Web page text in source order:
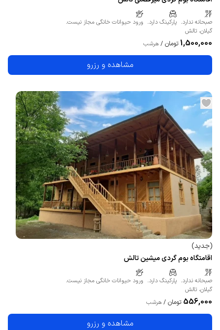
صبحانه ندارد. پارکینگ دارد. ورود حیوانات خانگی مجاز نیست.
گیلان، تالش
1,500,000 تومان / هرشب
مشاهده و رزرو
(جدید)
اقامتگاه بوم گردی میشین تالش
صبحانه ندارد. پارکینگ دارد. ورود حیوانات خانگی مجاز نیست.
گیلان، تالش
556,000 تومان / هرشب
مشاهده و رزرو